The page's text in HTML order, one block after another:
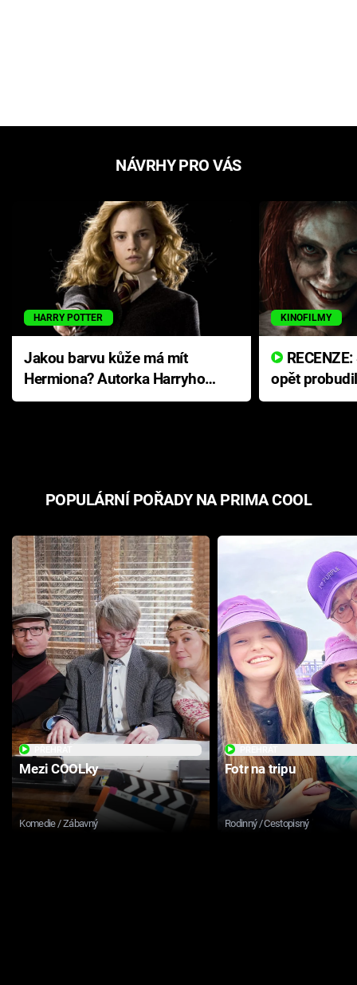
NÁVRHY PRO VÁS
HARRY POTTER
Jakou barvu kůže má mít
Hermiona? Autorka Harryho
Pottera přišla s ráznou
KINOFILMY
opět
přichází s
POPULÁRNÍ POŘADY NA PRIMA COOL
Mezi COOLky
Komedie / Zábavný
Fotr na tripu
Rodinný / Cestopisný